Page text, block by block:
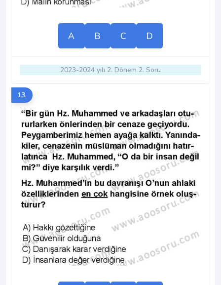
A B C D
2023-2024 yılı 2. Dönem 2. Soru
13.